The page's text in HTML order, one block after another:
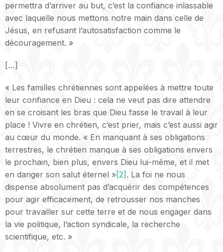
permettra d’arriver au but, c’est la confiance inlassable
avec laquelle nous mettons notre main dans celle de
Jésus, en refusant l’autosatisfaction comme le
découragement. »
[…]
« Les familles chrétiennes sont appelées à mettre toute
leur confiance en Dieu : cela ne veut pas dire attendre
en se croisant les bras que Dieu fasse le travail à leur
place ! Vivre en chrétien, c’est prier, mais c’est aussi agir
au cœur du monde. « En manquant à ses obligations
terrestres, le chrétien manque à ses obligations envers
le prochain, bien plus, envers Dieu lui-même, et il met
en danger son salut éternel »[2] . La foi ne nous
dispense absolument pas d’acquérir des compétences
pour agir efficacement, de retrousser nos manches
pour travailler sur cette terre et de nous engager dans
la vie politique, l’action syndicale, la recherche
scientifique, etc. »